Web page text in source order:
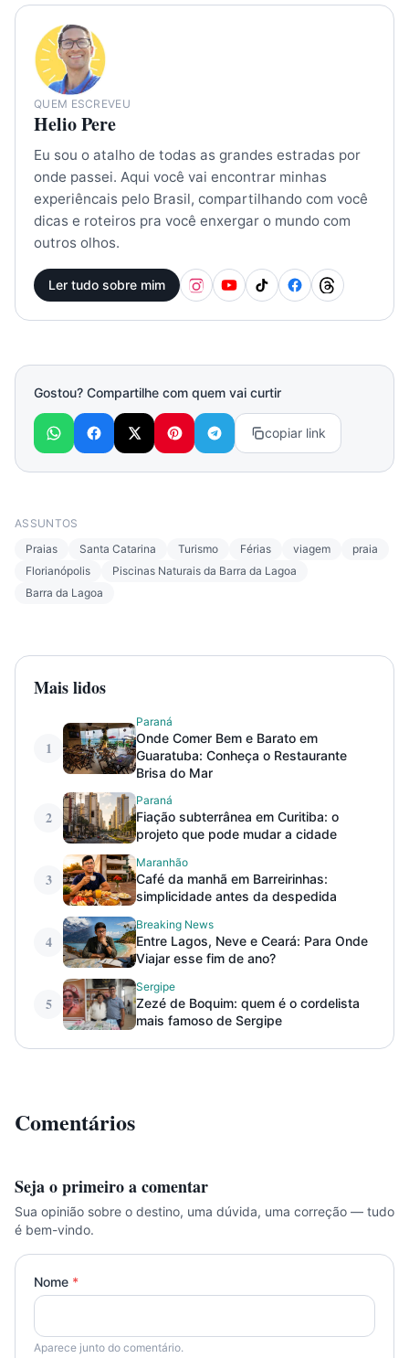
QUEM ESCREVEU
Helio Pere
Eu sou o atalho de todas as grandes estradas por
onde passei. Aqui você vai encontrar minhas
experiêncais pelo Brasil, compartilhando com você
dicas e roteiros pra você enxergar o mundo com
outros olhos.
Ler tudo sobre mim
Gostou? Compartilhe com quem vai curtir
copiar link
ASSUNTOS
Praias
Santa Catarina Turismo Férias viagem
praia
Florianópolis
Piscinas Naturais da Barra da Lagoa
Barra da Lagoa
Mais lidos
1
Paraná
Onde Comer Bem e Barato em
Guaratuba: Conheça o Restaurante
Brisa do Mar
2
Paraná
Fiação subterrânea em Curitiba: o
projeto que pode mudar a cidade
3
Maranhão
Café da manhã em Barreirinhas:
simplicidade antes da despedida
4
Breaking News
Entre Lagos, Neve e Ceará: Para Onde
Viajar esse fim de ano?
5
Sergipe
Zezé de Boquim: quem é o cordelista
mais famoso de Sergipe
Comentários
Seja o primeiro a comentar
Sua opinião sobre o destino, uma dúvida, uma correção — tudo
é bem-vindo.
Nome *
Aparece junto do comentário.